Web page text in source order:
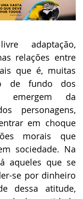
adaptação,
relações entre
que é, muitas
de fundo dos
emergem da
personagens,
em choque
morais que
sociedade. Na
aqueles que se
se por dinheiro
dessa atitude,